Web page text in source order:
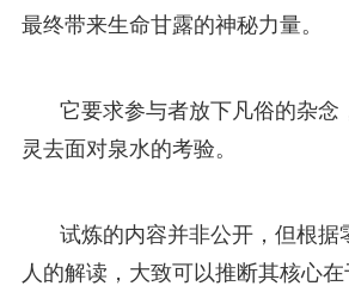
最终带来生命甘露的神秘力量。
它要求参与者放下凡俗的杂念
灵去面对泉水的考验。
试炼的内容并非公开，但根据
人的解读，大致可以推断其核心在